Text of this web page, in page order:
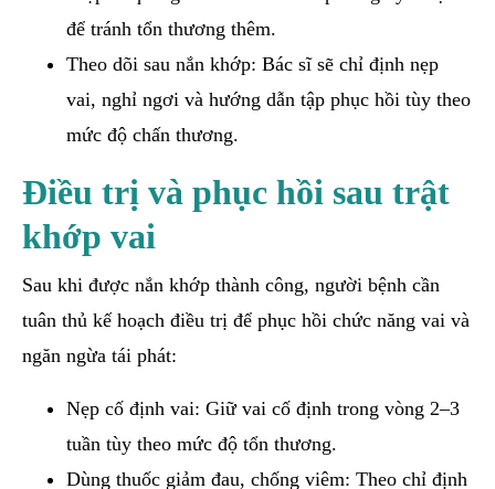
để tránh tổn thương thêm.
Theo dõi sau nắn khớp: Bác sĩ sẽ chỉ định nẹp
vai, nghỉ ngơi và hướng dẫn tập phục hồi tùy theo
mức độ chấn thương.
Điều trị và phục hồi sau trật
khớp vai
Sau khi được nắn khớp thành công, người bệnh cần
tuân thủ kế hoạch điều trị để phục hồi chức năng vai và
ngăn ngừa tái phát:
Nẹp cố định vai: Giữ vai cố định trong vòng 2–3
tuần tùy theo mức độ tổn thương.
Dùng thuốc giảm đau, chống viêm: Theo chỉ định